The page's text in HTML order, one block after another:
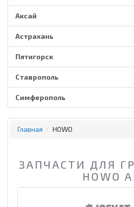
Аксай
Астрахань
Пятигорск
Ставрополь
Симферополь
Главная HOWO
ЗАПЧАСТИ ДЛЯ
HOWO